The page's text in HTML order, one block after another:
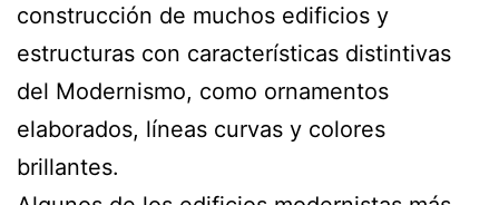
construcción de muchos edificios y
estructuras con características distintivas
del Modernismo, como ornamentos
elaborados, líneas curvas y colores
brillantes.